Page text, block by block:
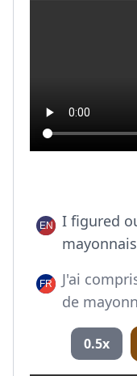
I figured
J'ai
de
0.5x